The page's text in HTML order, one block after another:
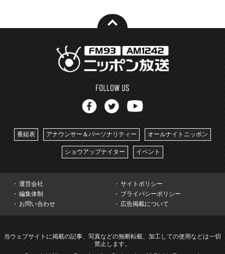
番組表 アナウンサー＆パーソナリティー オールナイトニッポン
ショウアップナイター イベント
運営会社
サイトポリシー
編集体制
プライバシーポリシー
お問い合わせ
広告掲載について
当ウェブサイトに掲載の記事、写真などの無断転載、加工しての使用などは一切
禁止します。